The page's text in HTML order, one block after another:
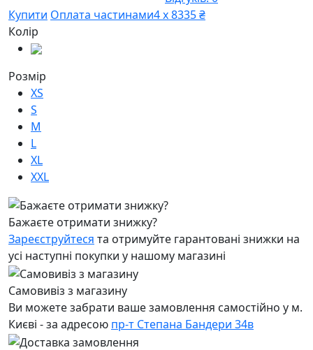
Купити Оплата частинами4 х 8335 ₴
Колір
Розмір
XS
S
M
L
XL
XXL
Бажаєте отримати знижку?
Зареєструйтеся та отримуйте гарантовані знижки на
усі наступні покупки у нашому магазині
Самовивіз з магазину
Ви можете забрати ваше замовлення самостійно у м.
Києві - за адресою пр-т Степана Бандери 34в